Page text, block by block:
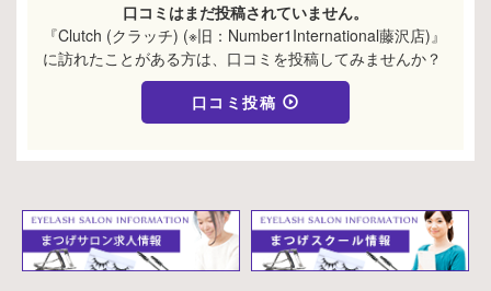
口コミはまだ投稿されていません。
『Clutch (クラッチ) (※旧：Number1International藤沢店)』
に訪れたことがある方は、口コミを投稿してみませんか？
口コミ投稿